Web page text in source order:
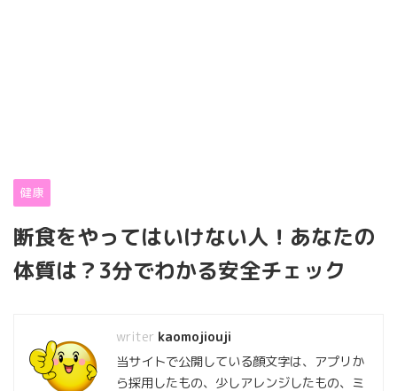
健康
断食をやってはいけない人！あなたの
体質は？3分でわかる安全チェック
kaomojiouji
当サイトで公開している顔文字は、アプリか
ら採用したもの、少しアレンジしたもの、ミ